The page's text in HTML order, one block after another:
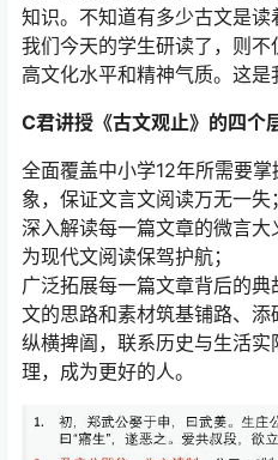
知识。不知道有多少古文是
我们今天的学生研读了，则
高文化水平和精神气质。这是
C君讲授《古文观止》的四个
全面覆盖中小学12年所需要
象，保证文言文阅读万无一失；
深入解读每一篇文章的微言大
为现代文阅读保驾护航；
广泛拓展每一篇文章背后的
文的思路和素材筑基铺路、添
纵横捭阖，联系历史与生活
理，成为更好的人。